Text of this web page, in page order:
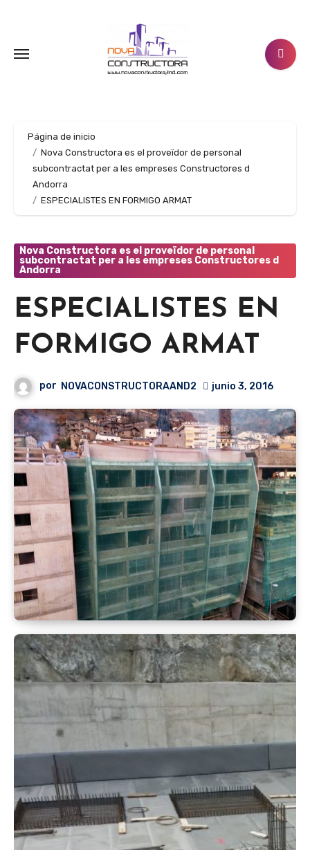
contenido
Página de inicio
Nova Constructora es el proveïdor de personal
subcontractat per a les empreses Constructores d
Andorra
ESPECIALISTES EN FORMIGO ARMAT
Nova Constructora es el proveïdor de personal
subcontractat per a les empreses Constructores d
Andorra
ESPECIALISTES EN
FORMIGO ARMAT
por NOVACONSTRUCTORAAND2 junio 3, 2016